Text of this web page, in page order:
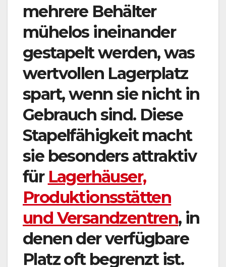
mehrere Behälter
mühelos ineinander
gestapelt werden, was
wertvollen Lagerplatz
spart, wenn sie nicht in
Gebrauch sind. Diese
Stapelfähigkeit macht
sie besonders attraktiv
für Lagerhäuser,
Produktionsstätten
und Versandzentren, in
denen der verfügbare
Platz oft begrenzt ist.